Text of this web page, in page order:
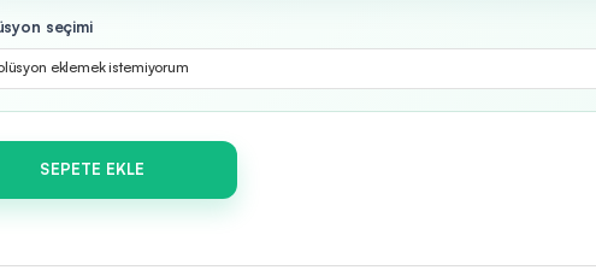
seçimi
eklemek istemiyorum
SEPETE EKLE